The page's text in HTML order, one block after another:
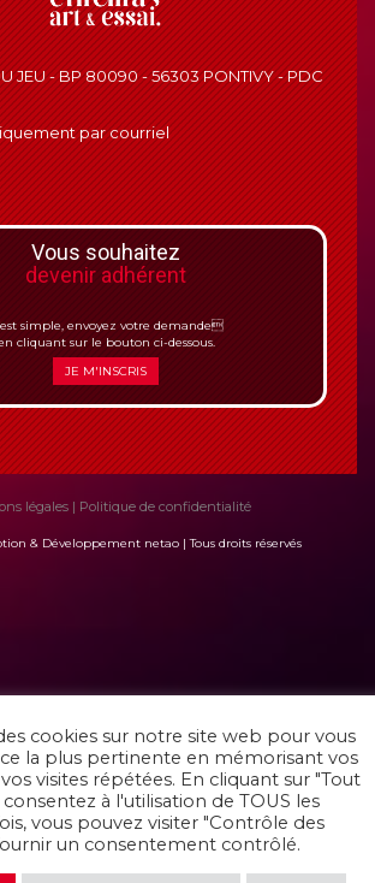
JEU - BP 80090 - 56303 PONTIVY - PDC
par courriel
Vous souhaitez
devenir adhérent
simple, envoyez votre demande
cliquant sur le bouton ci-dessous.
JE M'INSCRIS
légales| Politique de confidentialité
& Développement netao | Tous droits réservés
cookies sur notre site web pour vous
la plus pertinente en mémorisant vos
visites répétées. En cliquant sur "Tout
à l'utilisation de TOUS les
vous pouvez visiter "Contrôle des
un consentement contrôlé.